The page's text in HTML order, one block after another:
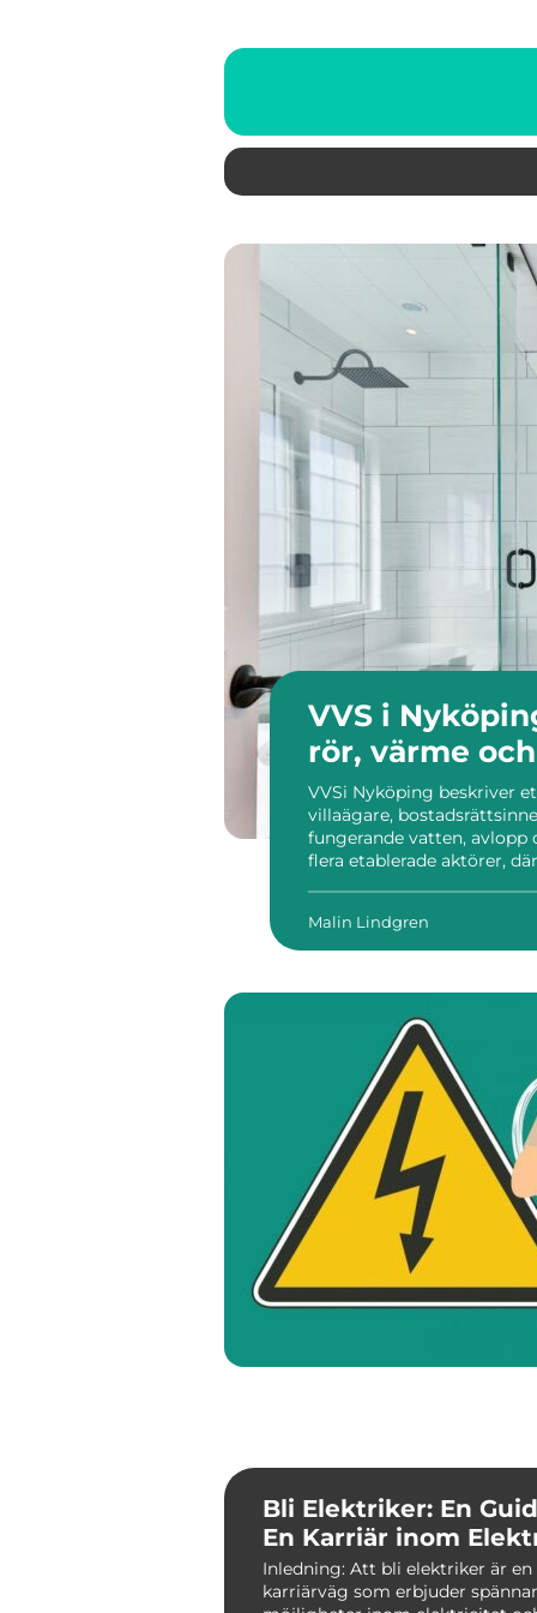
VVS i
rör, värme
VVSi Nyköping beskriver
villaägare,
fungerande vatten,
flera etablerade aktörer,
Malin Lindgren
Bli Elektriker: En
En Karriär inom
Inledning: Att bli elektriker är en
karriärväg som erbjuder